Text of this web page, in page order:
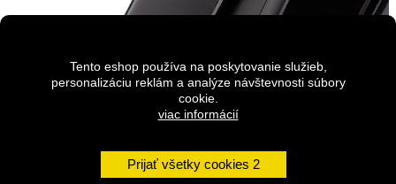
Tento eshop používa na poskytovanie služieb,
personalizáciu reklám a analýze návštevnosti súbory
cookie.
viac informácií
Prijať všetky cookies